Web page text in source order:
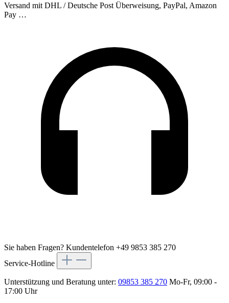
Versand mit DHL / Deutsche Post Überweisung, PayPal, Amazon
Pay …
Sie haben Fragen? Kundentelefon +49 9853 385 270
Service-Hotline
Unterstützung und Beratung unter: 09853 385 270 Mo-Fr, 09:00 -
17:00 Uhr